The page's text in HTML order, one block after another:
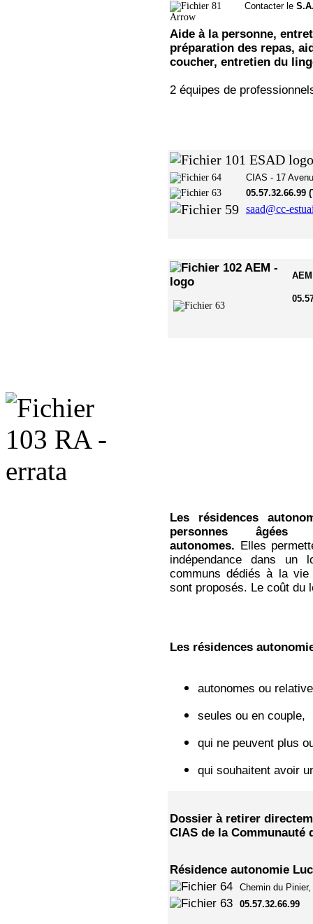
Contacter le
Aide à la personne,
préparation des repas,
coucher, entretien du
2 équipes de
CIAS - 17
05.57.32.66.99
saad@cc-
Les résidences
personnes âgées
autonomes. Elles
indépendance dans un
communs dédiés à la
sont proposés. Le coût du
Les résidences
autonomes ou
seules ou en couple,
qui ne peuvent plus
qui souhaitent avoir
Dossier à retirer
CIAS de la Communauté
Résidence autonomie
Chemin du
05.57.32.66.99